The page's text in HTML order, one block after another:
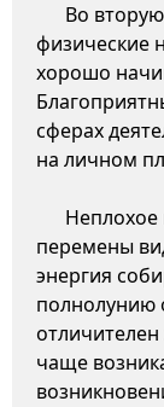
Во
физические
хорошо
сферах
на личном
Неплохое
перемены
энергия
полнолунию
чаще